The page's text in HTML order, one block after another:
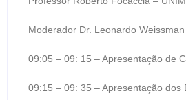
Moderador Dr. Leonardo Weissman
09:05 – 09: 15 – Apresentação de
09:15 – 09: 35 – Apresentação dos